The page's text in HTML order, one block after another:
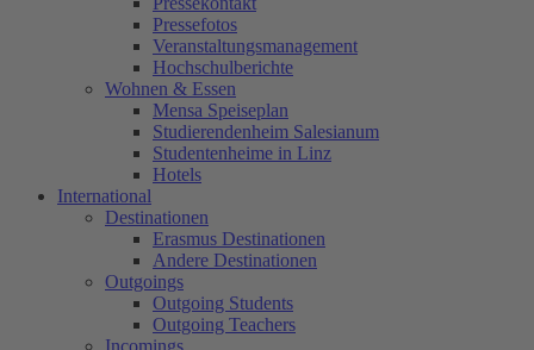
Pressefotos
Veranstaltungsmanagement
Hochschulberichte
Wohnen & Essen
Mensa Speiseplan
Studierendenheim Salesianum
Studentenheime in Linz
Hotels
International
Destinationen
Erasmus Destinationen
Andere Destinationen
Outgoings
Outgoing Students
Outgoing Teachers
Incomings